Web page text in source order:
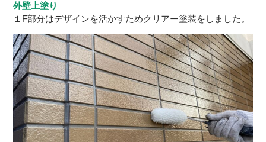
外壁上塗り
１F部分はデザインを活かすためクリアー塗装をしました。